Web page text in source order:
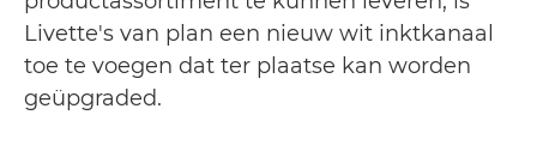
Livette's van plan een nieuw wit inktkanaal
toe te voegen dat ter plaatse kan worden
geüpgraded.